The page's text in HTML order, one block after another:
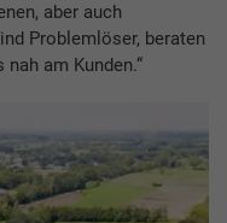
aber auch
Problemlöser, beraten
am Kunden.“